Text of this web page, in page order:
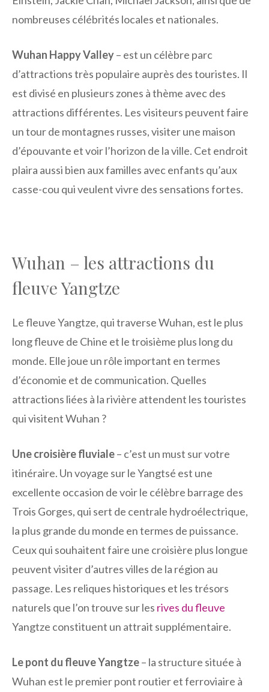
nombreuses célébrités locales et nationales.
Wuhan Happy Valley– est un célèbre parc
d’attractions très populaire auprès des touristes. Il
est divisé en plusieurs zones à thème avec des
attractions différentes. Les visiteurs peuvent faire
un tour de montagnes russes, visiter une maison
d’épouvante et voir l’horizon de la ville. Cet endroit
plaira aussi bien aux familles avec enfants qu’aux
casse-cou qui veulent vivre des sensations fortes.
Wuhan – les attractions du
fleuve Yangtze
Le fleuve Yangtze, qui traverse Wuhan, est le plus
long fleuve de Chine et le troisième plus long du
monde. Elle joue un rôle important en termes
d’économie et de communication. Quelles
attractions liées à la rivière attendent les touristes
qui visitent Wuhan ?
Une croisière fluviale– c’est un must sur votre
itinéraire. Un voyage sur le Yangtsé est une
excellente occasion de voir le célèbre barrage des
Trois Gorges, qui sert de centrale hydroélectrique,
la plus grande du monde en termes de puissance.
Ceux qui souhaitent faire une croisière plus longue
peuvent visiter d’autres villes de la région au
passage. Les reliques historiques et les trésors
naturels que l’on trouve sur les rives du fleuve
Yangtze constituent un attrait supplémentaire.
Le pont du fleuve Yangtze– la structure située à
Wuhan est le premier pont routier et ferroviaire à